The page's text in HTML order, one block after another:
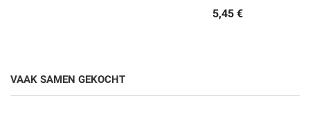
5,45 €
VAAK SAMEN GEKOCHT